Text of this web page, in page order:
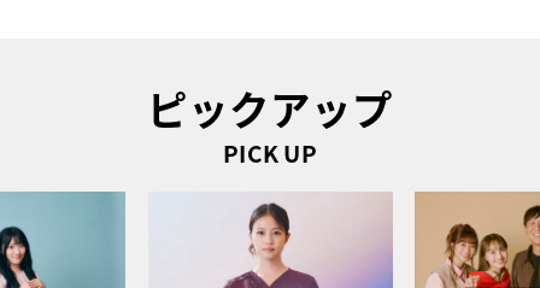
ピックアップ
PICK UP